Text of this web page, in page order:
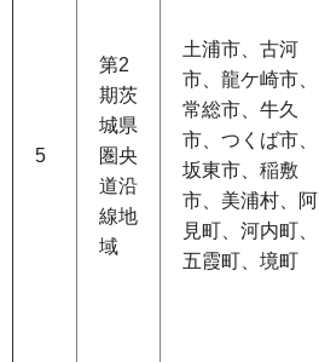
5
第2
期茨
城県
圏央
道沿
線地
域
土浦市、古河
市、龍ケ崎市、
常総市、牛久
市、つくば市、
坂東市、稲敷
市、美浦村、阿
見町、河内町、
五霞町、境町